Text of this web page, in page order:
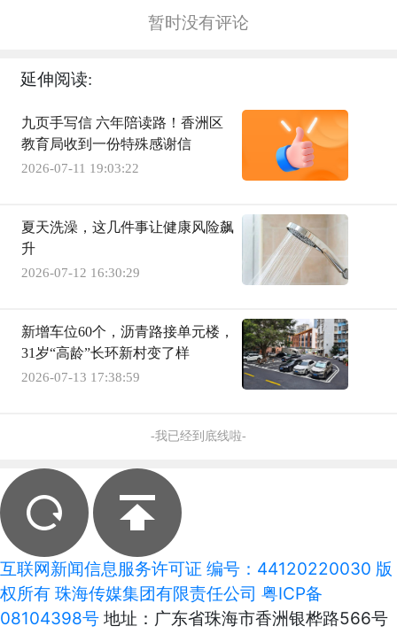
暂时没有评论
延伸阅读:
九页手写信 六年陪读路！香洲区
教育局收到一份特殊感谢信
2026-07-11 19:03:22
夏天洗澡，这几件事让健康风险飙
升
2026-07-12 16:30:29
新增车位60个，沥青路接单元楼，
31岁“高龄”长环新村变了样
2026-07-13 17:38:59
-我已经到底线啦-
互联网新闻信息服务许可证 编号：44120220030 版
权所有 珠海传媒集团有限责任公司 粤ICP备
08104398号 地址：广东省珠海市香洲银桦路566号